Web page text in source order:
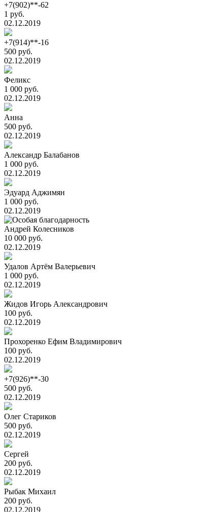
+7(902)**-62
1 руб.
02.12.2019
+7(914)**-16
500 руб.
02.12.2019
Феликс
1 000 руб.
02.12.2019
Анна
500 руб.
02.12.2019
Александр Балабанов
1 000 руб.
02.12.2019
Эдуард Аджимян
1 000 руб.
02.12.2019
Андрей Колесников
10 000 руб.
02.12.2019
Удалов Артём Валерьевич
1 000 руб.
02.12.2019
Жидов Игорь Александрович
100 руб.
02.12.2019
Прохоренко Ефим Владимирович
100 руб.
02.12.2019
+7(926)**-30
500 руб.
02.12.2019
Олег Стариков
500 руб.
02.12.2019
Сергей
200 руб.
02.12.2019
Рыбак Михаил
200 руб.
02.12.2019